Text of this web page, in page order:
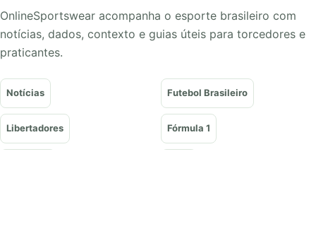
OnlineSportswear acompanha o esporte brasileiro com
notícias, dados, contexto e guias úteis para torcedores e
praticantes.
Notícias Futebol Brasileiro
Libertadores Fórmula 1